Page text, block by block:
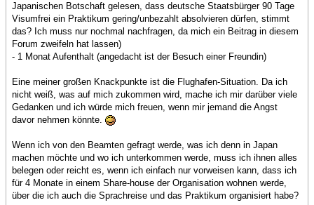
Japanischen Botschaft gelesen, dass deutsche Staatsbürger 90 Tage
Visumfrei ein Praktikum gering/unbezahlt absolvieren dürfen, stimmt
das? Ich muss nur nochmal nachfragen, da mich ein Beitrag in diesem
Forum zweifeln hat lassen)
- 1 Monat Aufenthalt (angedacht ist der Besuch einer Freundin)
Eine meiner großen Knackpunkte ist die Flughafen-Situation. Da ich
nicht weiß, was auf mich zukommen wird, mache ich mir darüber viele
Gedanken und ich würde mich freuen, wenn mir jemand die Angst
davor nehmen könnte.
Wenn ich von den Beamten gefragt werde, was ich denn in Japan
machen möchte und wo ich unterkommen werde, muss ich ihnen alles
belegen oder reicht es, wenn ich einfach nur vorweisen kann, dass ich
für 4 Monate in einem Share-house der Organisation wohnen werde,
über die ich auch die Sprachreise und das Praktikum organisiert habe?